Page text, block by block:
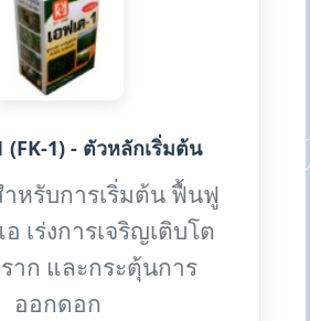
(FK-1) - ตัวหลักเริ่มต้น
หรับการเริ่มต้น ฟื้นฟู
เร่งการเจริญเติบโต
ราก และกระตุ้นการ
ออกดอก